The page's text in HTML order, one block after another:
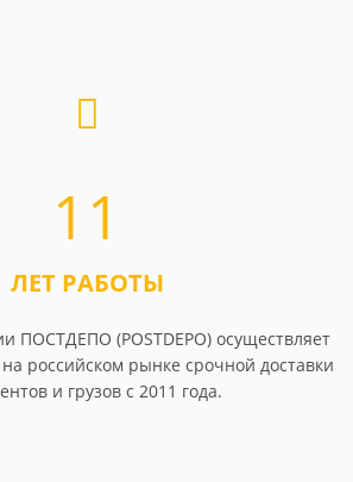
11
ЛЕТ РАБОТЫ
ПОСТДЕПО (POSTDEPO) осуществляет
российском рынке срочной доставки
и грузов с 2011 года.